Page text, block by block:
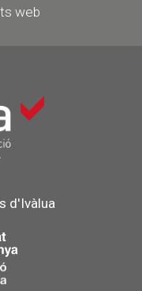
web
d'Ivàlua